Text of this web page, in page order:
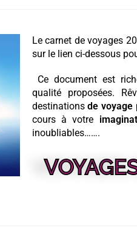
Le carnet de voyages
sur le lien ci-dessous
Ce document est
qualité proposées.
destinationsde voyage
cours à votre
inoubliables…….